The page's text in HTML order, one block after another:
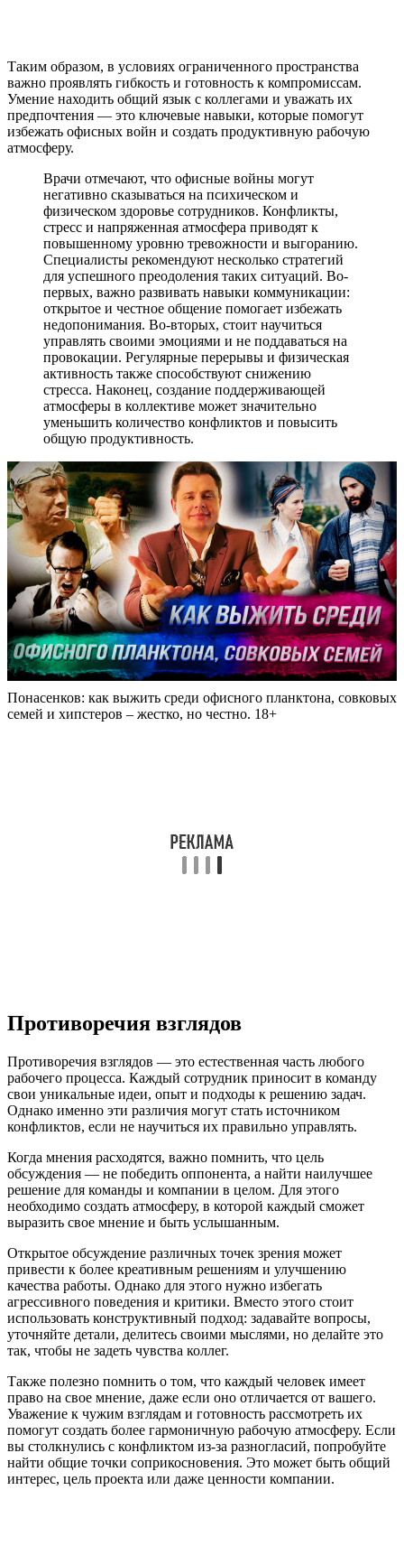
Таким образом, в условиях ограниченного пространства
важно проявлять гибкость и готовность к компромиссам.
Умение находить общий язык с коллегами и уважать их
предпочтения — это ключевые навыки, которые помогут
избежать офисных войн и создать продуктивную рабочую
атмосферу.
Врачи отмечают, что офисные войны могут
негативно сказываться на психическом и
физическом здоровье сотрудников. Конфликты,
стресс и напряженная атмосфера приводят к
повышенному уровню тревожности и выгоранию.
Специалисты рекомендуют несколько стратегий
для успешного преодоления таких ситуаций. Во-
первых, важно развивать навыки коммуникации:
открытое и честное общение помогает избежать
недопонимания. Во-вторых, стоит научиться
управлять своими эмоциями и не поддаваться на
провокации. Регулярные перерывы и физическая
активность также способствуют снижению
стресса. Наконец, создание поддерживающей
атмосферы в коллективе может значительно
уменьшить количество конфликтов и повысить
общую продуктивность.
Понасенков: как выжить среди офисного планктона, совковых
семей и хипстеров – жестко, но честно. 18+
Противоречия взглядов
Противоречия взглядов — это естественная часть любого
рабочего процесса. Каждый сотрудник приносит в команду
свои уникальные идеи, опыт и подходы к решению задач.
Однако именно эти различия могут стать источником
конфликтов, если не научиться их правильно управлять.
Когда мнения расходятся, важно помнить, что цель
обсуждения — не победить оппонента, а найти наилучшее
решение для команды и компании в целом. Для этого
необходимо создать атмосферу, в которой каждый сможет
выразить свое мнение и быть услышанным.
Открытое обсуждение различных точек зрения может
привести к более креативным решениям и улучшению
качества работы. Однако для этого нужно избегать
агрессивного поведения и критики. Вместо этого стоит
использовать конструктивный подход: задавайте вопросы,
уточняйте детали, делитесь своими мыслями, но делайте это
так, чтобы не задеть чувства коллег.
Также полезно помнить о том, что каждый человек имеет
право на свое мнение, даже если оно отличается от вашего.
Уважение к чужим взглядам и готовность рассмотреть их
помогут создать более гармоничную рабочую атмосферу. Если
вы столкнулись с конфликтом из-за разногласий, попробуйте
найти общие точки соприкосновения. Это может быть общий
интерес, цель проекта или даже ценности компании.